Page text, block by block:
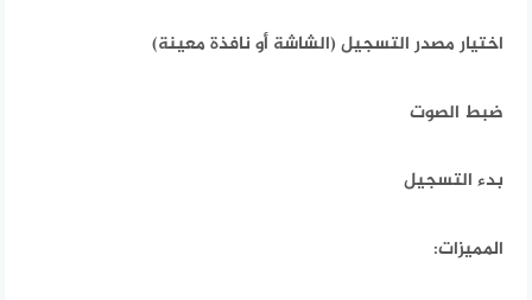
اختيار مصدر التسجيل (الشاشة أو نافذة معينة)
ضبط الصوت
بدء التسجيل
المميزات: